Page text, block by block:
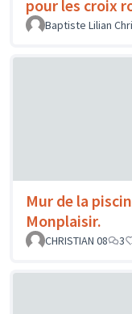
pour les croix
Baptiste Lilian
Mur de la
Monplaisir.
CHRISTIAN 08
3